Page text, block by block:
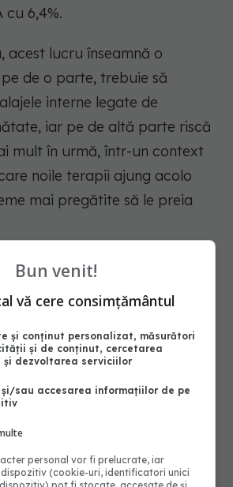
cu 6,4%.
acest lucru înseamnă o
de o parte, trebuie să
interne legate de
iar pe de altă parte riscă
mult în urmă, într-un context
noile terapii ajung acolo
mai pregătite să le preia
stimularea competitivității
decalaj și pentru stimularea
care trebuie să fie
și introduse și în România,
această presiune.
Bun venit!
vă cere consimțământul
și conținut personalizat, măsurători
și de conținut, cercetarea
și dezvoltarea serviciilor
sau accesarea informațiilor de pe
personal vor fi prelucrate, iar
(cookie-uri, identificatori unici